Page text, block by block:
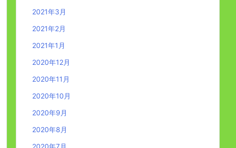
2021年3月
2021年2月
2021年1月
2020年12月
2020年11月
2020年10月
2020年9月
2020年8月